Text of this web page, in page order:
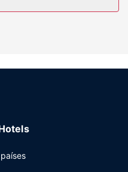
sitter (sobretaxa) e
O hotel serve
entre as 7:00 e as 11:00,